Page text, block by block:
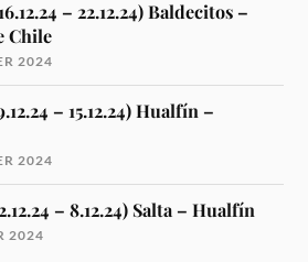
– 22.12.24) Baldecitos –
Chile
2024
– 15.12.24) Hualfín –
2024
– 8.12.24) Salta – Hualfín
2024